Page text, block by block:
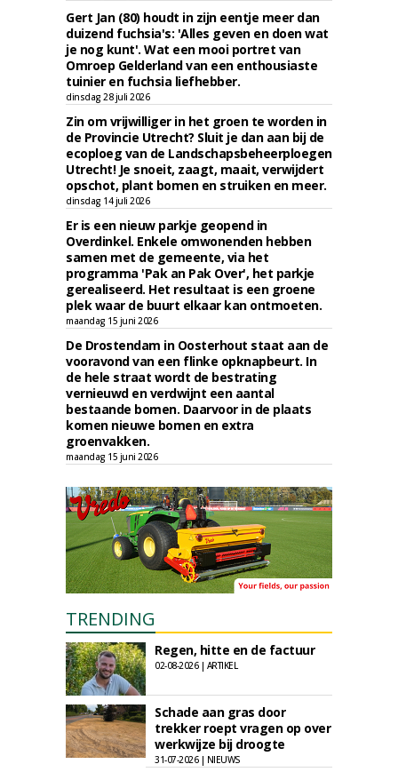
Gert Jan (80) houdt in zijn eentje meer dan
duizend fuchsia's: 'Alles geven en doen wat
je nog kunt'. Wat een mooi portret van
Omroep Gelderland van een enthousiaste
tuinier en fuchsia liefhebber.
dinsdag 28 juli 2026
Zin om vrijwilliger in het groen te worden in
de Provincie Utrecht? Sluit je dan aan bij de
ecoploeg van de Landschapsbeheerploegen
Utrecht! Je snoeit, zaagt, maait, verwijdert
opschot, plant bomen en struiken en meer.
dinsdag 14 juli 2026
Er is een nieuw parkje geopend in
Overdinkel. Enkele omwonenden hebben
samen met de gemeente, via het
programma 'Pak an Pak Over', het parkje
gerealiseerd. Het resultaat is een groene
plek waar de buurt elkaar kan ontmoeten.
maandag 15 juni 2026
De Drostendam in Oosterhout staat aan de
vooravond van een flinke opknapbeurt. In
de hele straat wordt de bestrating
vernieuwd en verdwijnt een aantal
bestaande bomen. Daarvoor in de plaats
komen nieuwe bomen en extra
groenvakken.
maandag 15 juni 2026
TRENDING
Regen, hitte en de factuur
02-08-2026 | ARTIKEL
Schade aan gras door
trekker roept vragen op over
werkwijze bij droogte
31-07-2026 | NIEUWS